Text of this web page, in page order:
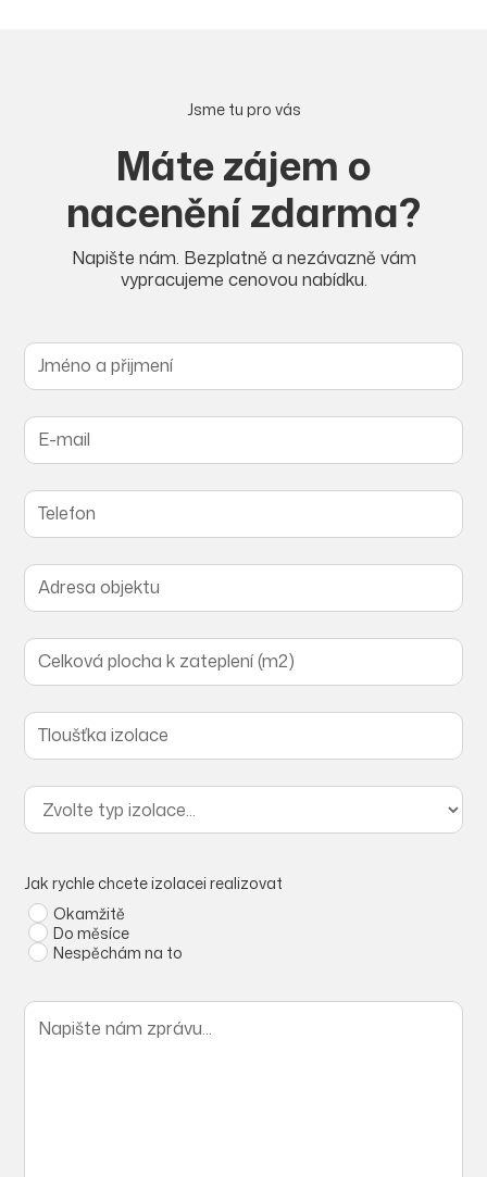
Jsme tu pro vás
Máte zájem o
nacenění zdarma?
Napište nám. Bezplatně a nezávazně vám
vypracujeme cenovou nabídku.
Jak rychle chcete izolacei realizovat
Okamžitě
Do měsíce
Nespěchám na to